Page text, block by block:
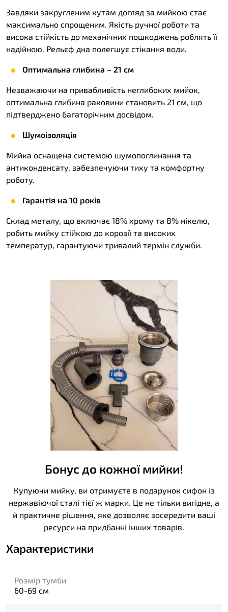
Завдяки закругленим кутам догляд за мийкою стає
максимально спрощеним. Якість ручної роботи та
висока стійкість до механічних пошкоджень роблять її
надійною. Рельєф дна полегшує стікання води.
Оптимальна глибина – 21 см
Незважаючи на привабливість неглибоких мийок,
оптимальна глибина раковини становить 21 см, що
підтверджено багаторічним досвідом.
Шумоізоляція
Мийка оснащена системою шумопоглинання та
антиконденсату, забезпечуючи тиху та комфортну
роботу.
Гарантія на 10 років
Склад металу, що включає 18% хрому та 8% нікелю,
робить мийку стійкою до корозії та високих
температур, гарантуючи тривалий термін служби.
Бонус до кожної мийки!
Купуючи мийку, ви отримуєте в подарунок сифон із
нержавіючої сталі тієї ж марки. Це не тільки вигідне, а
й практичне рішення, яке дозволяє зосередити ваші
ресурси на придбанні інших товарів.
Характеристики
Розмір тумби
60-69 см